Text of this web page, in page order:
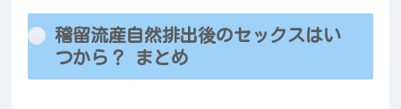
稽留流産自然排出後のセックスはい
つから？ まとめ